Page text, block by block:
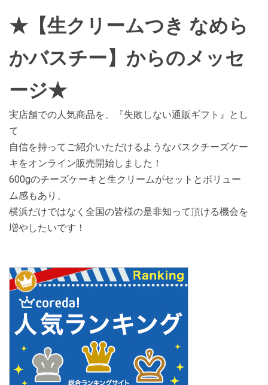
★【生クリームつき なめら
かバスチー】からのメッセ
ージ★
実店舗での人気商品を、『失敗しない通販ギフト』とし
て
自信を持ってご紹介いただけるようなバスクチーズケー
キをオンライン販売開始しました！
600gのチーズケーキと生クリームがセットとボリュー
ム感もあり、
横浜だけではなく全国の皆様の是非知って頂ける機会を
増やしたいです！